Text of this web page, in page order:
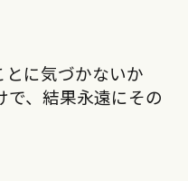
に気づかないか
で、結果永遠にその